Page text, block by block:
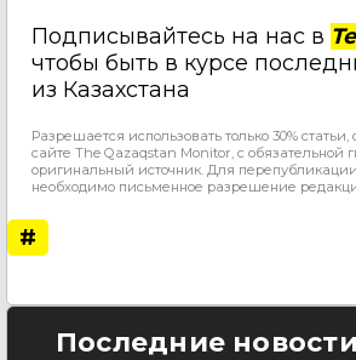
Подписывайтесь на нас в
чтобы быть в курсе
из Казахстана
Разрешается использовать только 30%
сайте The Qazaqstan Monitor, с обязательной
оригинальный источник. Для
необходимо письменное разрешение
#
Последние новости